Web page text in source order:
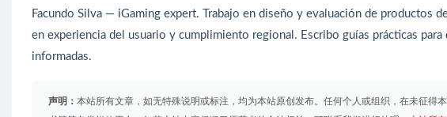
Facundo Silva — iGaming expert. Trabajo en diseño y evaluación de productos
en experiencia del usuario y cumplimiento regional. Escribo guías prácticas
informadas.
声明： 本站所有文章，如无特殊说明或标注，均为本站原创发布。任何个人或组织，在未征得